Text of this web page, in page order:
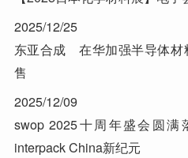
2025/12/25
东亚合成 在华加强半导体材
售
2025/12/09
swop 2025十周年盛会圆
interpack China新纪元